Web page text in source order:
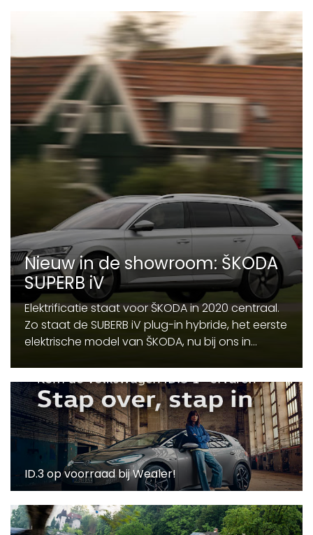
Nieuw in de showroom: ŠKODA
SUPERB iV
Elektrificatie staat voor ŠKODA in 2020 centraal.
Zo staat de SUBERB iV plug-in hybride, het eerste
elektrische model van ŠKODA, nu bij ons in...
ID.3 op voorraad bij Wealer!